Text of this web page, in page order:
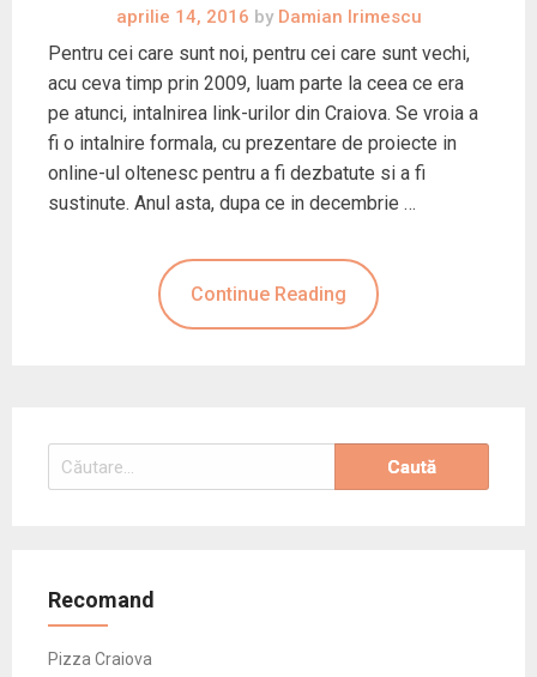
aprilie 14, 2016 byDamian Irimescu
Pentru cei care sunt noi, pentru cei care sunt vechi,
acu ceva timp prin 2009, luam parte la ceea ce era
pe atunci, intalnirea link-urilor din Craiova. Se vroia a
fi o intalnire formala, cu prezentare de proiecte in
online-ul oltenesc pentru a fi dezbatute si a fi
sustinute. Anul asta, dupa ce in decembrie …
Continue Reading
Caută
după:
Recomand
Pizza Craiova